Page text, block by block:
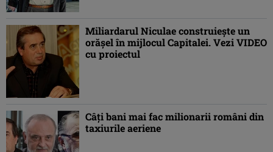
Miliardarul Niculae construieşte un
orăşel în mijlocul Capitalei. Vezi VIDEO
cu proiectul
Câţi bani mai fac milionarii români din
taxiurile aeriene